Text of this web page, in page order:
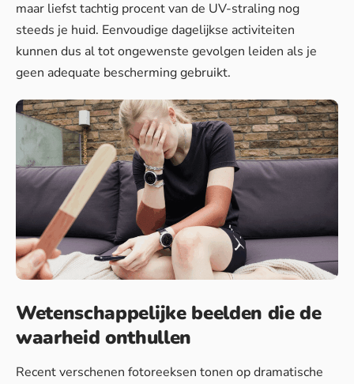
maar liefst tachtig procent van de UV-straling nog
steeds je huid. Eenvoudige dagelijkse activiteiten
kunnen dus al tot ongewenste gevolgen leiden als je
geen adequate bescherming gebruikt.
Wetenschappelijke beelden die de
waarheid onthullen
Recent verschenen fotoreeksen tonen op dramatische